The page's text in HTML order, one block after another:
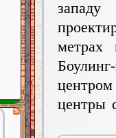
метрах
центры